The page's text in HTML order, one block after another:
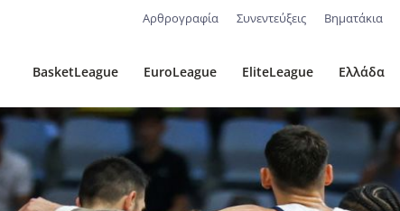
Αρθρογραφία Συνεντεύξεις Βηματάκια
BasketLeague EuroLeague EliteLeague Ελλάδα